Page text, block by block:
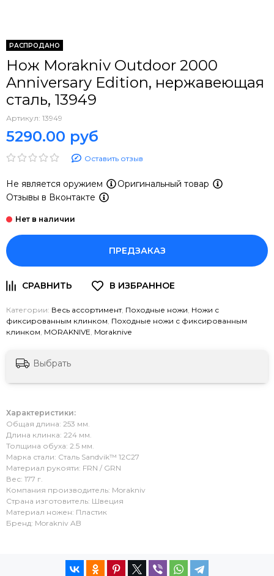
РАСПРОДАНО
Нож Morakniv Outdoor 2000
Anniversary Edition, нержавеющая
сталь, 13949
Артикул: 13949
5290.00 руб
Оставить отзыв
Не является оружием
Оригинальный товар
Отзывы в Вконтакте
ПРЕДЗАКАЗ
Категории: Весь ассортимент, Походные ножи, Ножи с
фиксированным клинком, Походные ножи с фиксированным
клинком, MORAKNIVE, Moraknive
Выбрать
Характеристики:
Общая длина: 253 мм.
Длина клинка: 224 мм.
Толщина обуха: 2.5 мм.
Марка стали: Сталь Sandvik™ 12С27
Материал рукояти: FRN / GRN
Вес: 177 г.
Компания производитель: Morakniv
Страна изготовитель: Швеция
Материал ножен: Пластик
Бренд: Morakniv AB